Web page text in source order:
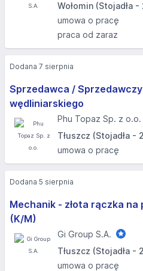
Wołomin (Stojadła -
umowa o pracę
praca od zaraz
Sprzedawca /
wędliniarskiego
Phu Topaz Sp. z o.o.
Tłuszcz (Stojadła -
umowa o pracę
Dodana 7 sierpnia
Mechanik - złota rączka
(K/M)
Gi Group S.A.
Tłuszcz (Stojadła -
umowa o pracę
Dodana 5 sierpnia